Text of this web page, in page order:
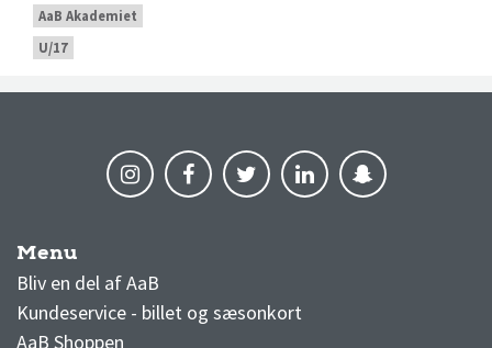
AaB Akademiet
U/17
Menu
Bliv en del af AaB
Kundeservice - billet og sæsonkort
AaB Shoppen